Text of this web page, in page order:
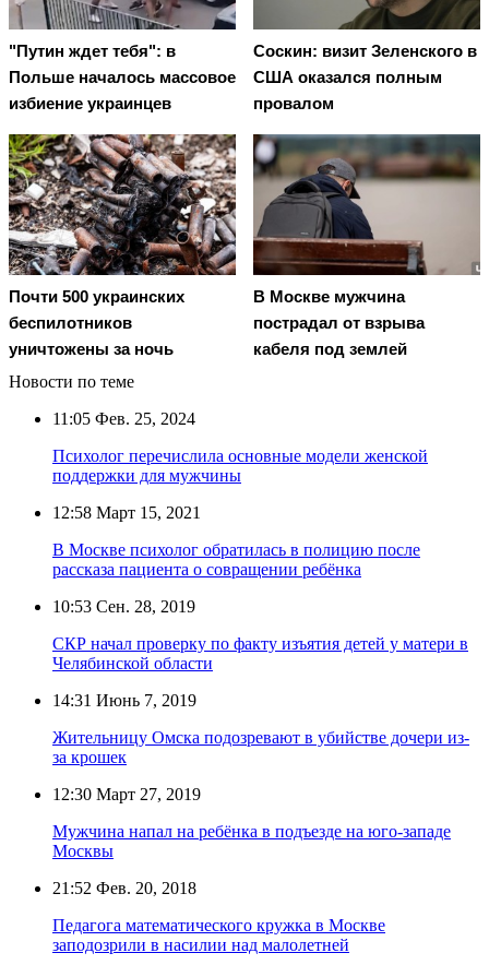
"Путин ждет тебя": в
Польше началось массовое
избиение украинцев
Соскин: визит Зеленского в
США оказался полным
провалом
Почти 500 украинских
беспилотников
уничтожены за ночь
В Москве мужчина
пострадал от взрыва
кабеля под землей
Новости по теме
11:05 Фев. 25, 2024
Психолог перечислила основные модели женской
поддержки для мужчины
12:58 Март 15, 2021
В Москве психолог обратилась в полицию после
рассказа пациента о совращении ребёнка
10:53 Сен. 28, 2019
СКР начал проверку по факту изъятия детей у матери в
Челябинской области
14:31 Июнь 7, 2019
Жительницу Омска подозревают в убийстве дочери из-
за крошек
12:30 Март 27, 2019
Мужчина напал на ребёнка в подъезде на юго-западе
Москвы
21:52 Фев. 20, 2018
Педагога математического кружка в Москве
заподозрили в насилии над малолетней